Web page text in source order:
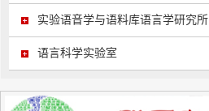
实验语音学与语料库语言学研究所
语言科学实验室